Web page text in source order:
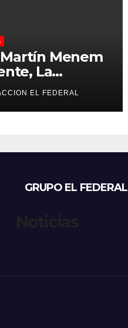
Menem
La
Avanza
su
en La
EL FEDERAL
GRUPO EL FEDERAL